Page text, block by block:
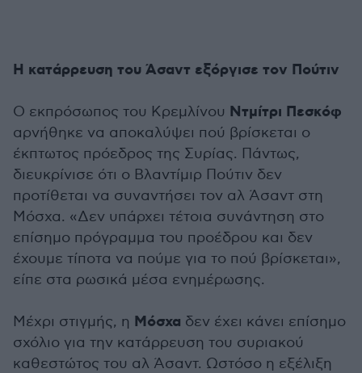
Η κατάρρευση του Άσαντ εξόργισε τον Πούτιν
Ο εκπρόσωπος του Κρεμλίνου Ντμίτρι Πεσκόφ
αρνήθηκε να αποκαλύψει πού βρίσκεται ο
έκπτωτος πρόεδρος της Συρίας. Πάντως,
διευκρίνισε ότι ο Βλαντίμιρ Πούτιν δεν
προτίθεται να συναντήσει τον αλ Άσαντ στη
Μόσχα. «Δεν υπάρχει τέτοια συνάντηση στο
επίσημο πρόγραμμα του προέδρου και δεν
έχουμε τίποτα να πούμε για το πού βρίσκεται»,
είπε στα ρωσικά μέσα ενημέρωσης.
Μέχρι στιγμής, η Μόσχα δεν έχει κάνει επίσημο
σχόλιο για την κατάρρευση του συριακού
καθεστώτος του αλ Άσαντ. Ωστόσο η εξέλιξη